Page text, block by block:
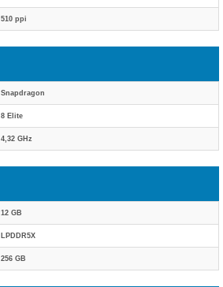
510 ppi
Snapdragon
8 Elite
4,32 GHz
12 GB
LPDDR5X
256 GB